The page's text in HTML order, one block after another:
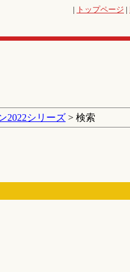
| トップページ |
2022シリーズ > 検索